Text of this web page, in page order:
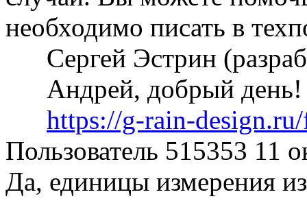
необходимо писать в
Сергей Эстрин
Андрей, добрый
https://g-rain-
Пользователь 515353 11
Да, единицы измерения